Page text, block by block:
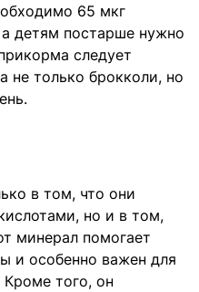
65 мкг
детям постарше нужно
следует
не только брокколи, но
в том, что они
но и в том,
минерал помогает
и особенно важен для
Кроме того, он